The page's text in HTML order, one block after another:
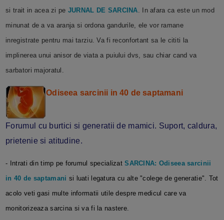
si trait in acea zi pe JURNAL DE SARCINA. In afara ca este un mod
minunat de a va aranja si ordona gandurile, ele vor ramane
inregistrate pentru mai tarziu. Va fi reconfortant sa le cititi la
implinerea unui anisor de viata a puiului dvs, sau chiar cand va
sarbatori majoratul.
Odiseea sarcinii in 40 de saptamani
Forumul cu burtici si generatii de mamici. Suport, caldura,
prietenie si atitudine.
- Intrati din timp pe forumul specializatSARCINA: Odiseea sarcinii
in 40 de saptamani si luati legatura cu alte "colege de generatie". Tot
acolo veti gasi multe informatii utile despre medicul care va
monitorizeaza sarcina si va fi la nastere.